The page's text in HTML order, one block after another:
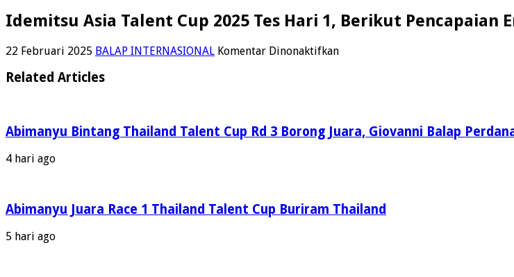
Idemitsu Asia Talent Cup 2025 Tes Hari 1, Berikut Pencapaian
22 Februari 2025 BALAP INTERNASIONAL Komentar Dinonaktifkanpada
Tes
Pebalap
Related Articles
Abimanyu Bintang Thailand Talent Cup Rd 3 Borong Juara, Giovanni Balap
4 hari ago
Abimanyu Juara Race 1 Thailand Talent Cup Buriram Thailand
5 hari ago